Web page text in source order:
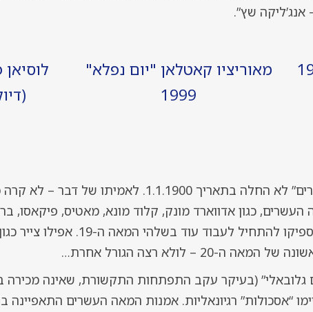
שץ”.
מאוריציו קאטלאן "יום נפלא"
1999
מיותר לציין כי “אמנות המאה העשרים” לא החלה בתאריך
כגון אדווארד מונק, קלוד מונא, מאטיס, פיקאסו,
אנסור ואחרים – בכלל נולדו ואף הספיקו
– לולא רצה הגורל אחרת…
גלובאלי” (בעיקר עקב התפתחות התקשורת, שאינה מכירה
“אסכולות” רגיונאליות. אמנות המאה העשרים התאפיינה